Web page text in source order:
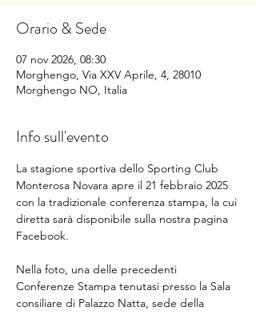
Orario & Sede
07 nov 2026, 08:30
Morghengo, Via XXV Aprile, 4, 28010
Morghengo NO, Italia
Info sull'evento
La stagione sportiva dello Sporting Club
Monterosa Novara apre il 21 febbraio 2025
con la tradizionale conferenza stampa, la cui
diretta sarà disponibile sulla nostra pagina
Facebook.
Nella foto, una delle precedenti
Conferenze Stampa tenutasi presso la Sala
consiliare di Palazzo Natta, sede della